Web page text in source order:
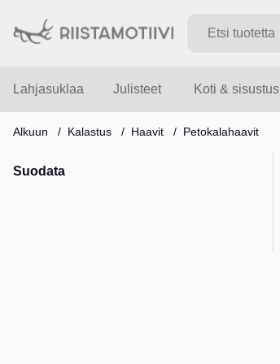
Lahjasuklaa Julisteet Koti & sisustus
Alkuun Kalastus Haavit Petokalahaavit
Suodata